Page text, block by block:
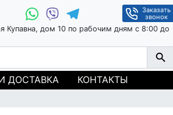
Заказать
звонок
Купавна, дом 10 по рабочим дням с 8:00 до
ДОСТАВКА КОНТАКТЫ